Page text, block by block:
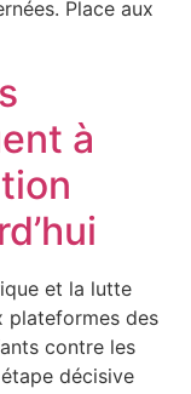
Place aux
à
et la lutte
plateformes des
contre les
décisive